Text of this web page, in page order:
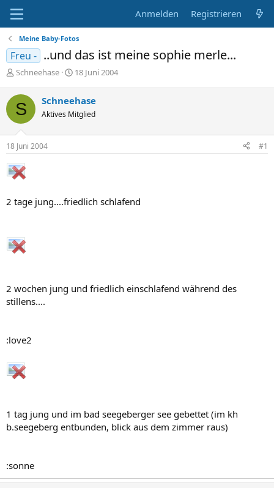
Anmelden Registrieren
Meine Baby-Fotos
Freu - ..und das ist meine sophie merle...
E
s
t
e
l
l
e
Schneehase
E
t
e
l
18 Juni 2004
S Schneehase
Aktives Mitglied
18 Juni 2004 #1
2 tage jung....friedlich schlafend
2 wochen jung und friedlich einschlafend während des
stillens....
:love2
1 tag jung und im bad seegeberger see gebettet (im kh
b.seegeberg entbunden, blick aus dem zimmer raus)
:sonne